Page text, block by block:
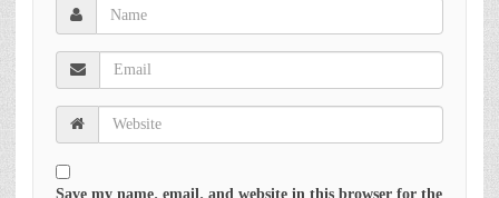
Save my name, email, and website in this browser for the